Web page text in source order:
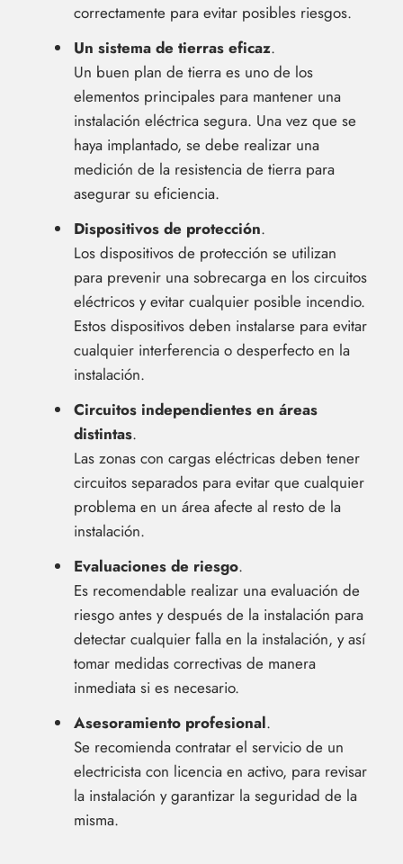
correctamente para evitar posibles riesgos.
Un sistema de tierras eficaz.
Un buen plan de tierra es uno de los
elementos principales para mantener una
instalación eléctrica segura. Una vez que se
haya implantado, se debe realizar una
medición de la resistencia de tierra para
asegurar su eficiencia.
Dispositivos de protección.
Los dispositivos de protección se utilizan
para prevenir una sobrecarga en los circuitos
eléctricos y evitar cualquier posible incendio.
Estos dispositivos deben instalarse para evitar
cualquier interferencia o desperfecto en la
instalación.
Circuitos independientes en áreas
distintas.
Las zonas con cargas eléctricas deben tener
circuitos separados para evitar que cualquier
problema en un área afecte al resto de la
instalación.
Evaluaciones de riesgo.
Es recomendable realizar una evaluación de
riesgo antes y después de la instalación para
detectar cualquier falla en la instalación, y así
tomar medidas correctivas de manera
inmediata si es necesario.
Asesoramiento profesional.
Se recomienda contratar el servicio de un
electricista con licencia en activo, para revisar
la instalación y garantizar la seguridad de la
misma.